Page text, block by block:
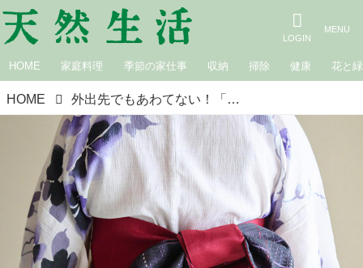
HOME 家庭料理 季節の家仕事 収納 掃除 健康 花と緑
HOME 外出先でもあわてない！「浴衣の着崩れ」あるあると“自分でできる”かんたん対処法／着物コンサルタント・熊谷宏子さん